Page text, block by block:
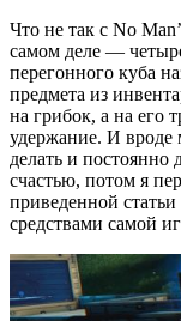
Что не так с No
самом деле —
перегонного куба
предмета из
на грибок, а на его
удержание. И вроде
делать и постоянно
счастью, потом я
приведенной
средствами самой